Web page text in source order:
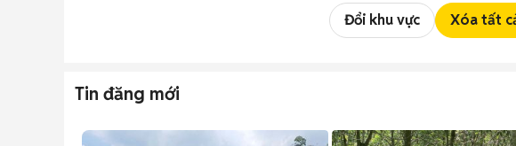
Đổi khu vực Xóa tất
Tin đăng mới